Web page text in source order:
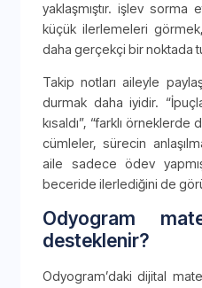
yaklaşmıştır. işlev
küçük ilerlemeleri
daha gerçekçi bir noktada
Takip notları aileyle
durmak daha iyidir.
kısaldı”, “farklı
cümleler, sürecin
aile sadece ödev
beceride ilerlediğini de
Odyogram
desteklenir?
Odyogram’daki dijital